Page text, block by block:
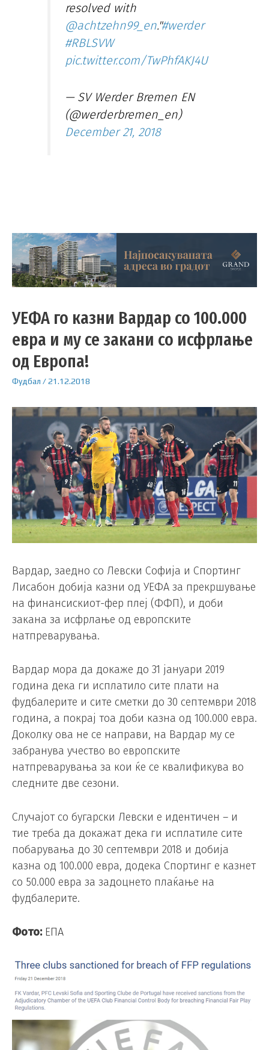
resolved with
@achtzehn99_en."#werder
#RBLSVW
pic.twitter.com/TwPhfAKJ4U
— SV Werder Bremen EN
(@werderbremen_en)
December 21, 2018
УЕФА го казни Вардар со 100.000
евра и му се закани со исфрлање
од Европа!
Фудбал /21.12.2018
Вардар, заедно со Левски Софија и Спортинг
Лисабон добија казни од УЕФА за прекршување
на финансискиот-фер плеј (ФФП), и доби
закана за исфрлање од европските
натпреварувања.
Вардар мора да докаже до 31 јануари 2019
година дека ги исплатило сите плати на
фудбалерите и сите сметки до 30 септември 2018
година, а покрај тоа доби казна од 100.000 евра.
Доколку ова не се направи, на Вардар му се
забранува учество во европските
натпреварувања за кои ќе се квалификува во
следните две сезони.
Случајот со бугарски Левски е идентичен – и
тие треба да докажат дека ги исплатиле сите
побарувања до 30 септември 2018 и добија
казна од 100.000 евра, додека Спортинг е казнет
со 50.000 евра за задоцнето плаќање на
фудбалерите.
Фото: ЕПА